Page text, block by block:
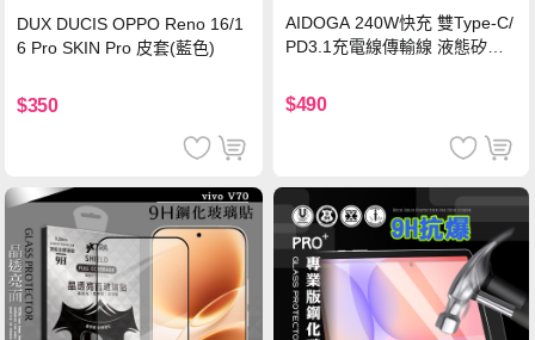
DUX DUCIS OPPO Reno 16/1
6 Pro SKIN Pro 皮套(藍色)
$350
AIDOGA 240W快充 雙Type-C/
PD3.1充電線傳輸線 液態矽膠
機/平板/筆電
$490